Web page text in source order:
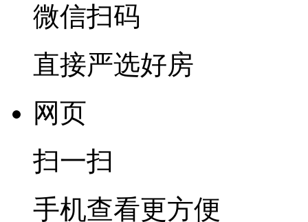
微信扫码
直接严选好房
网页
扫一扫
手机查看更方便